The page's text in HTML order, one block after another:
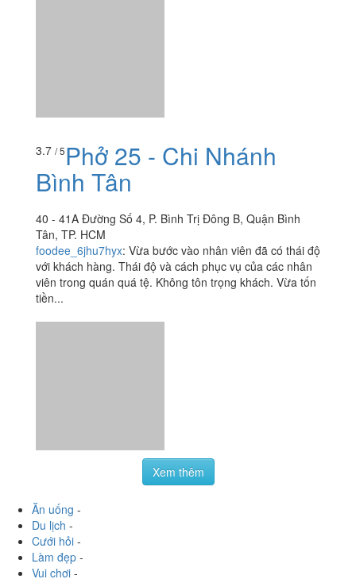
3.7 / 5Phở 25 - Chi Nhánh
Bình Tân
40 - 41A Đường Số 4, P. Bình Trị Đông B, Quận Bình
Tân, TP. HCM
Ăn uống -